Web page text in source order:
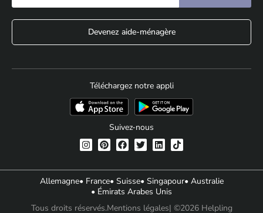
Devenez aide-ménagère
Téléchargez notre appli
Suivez-nous
Allemagne• France• Suisse• Singapour• Australie
• Émirats Arabes Unis
Tous droits réservés.Mentions légales| ©2026 Helpling